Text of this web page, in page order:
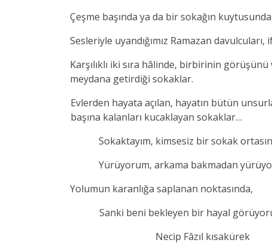
Çeşme başında ya da bir sokağın
Sesleriyle uyandığımız Ramazan
Karşılıklı iki sıra hâlinde, birbirinin
meydana getirdiği sokaklar.
Evlerden hayata açılan, hayatın bütün
başına kalanları kucaklayan sokaklar…
Sokaktayım, kimsesiz bir sokak
Yürüyorum, arkama bakmadan
Yolumun karanlığa saplanan noktasında,
Sanki beni bekleyen bir hayal
Necip Fâzıl kısakürek